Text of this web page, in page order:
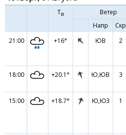
Тв Ветер
Напр
Скр
21:00
+16° ЮВ 2
18:00 +20.1° Ю,ЮВ 3
15:00 +18.7° Ю,ЮЗ 1